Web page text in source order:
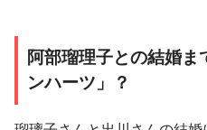
阿部瑠理子との結婚ま
ンハーツ」？